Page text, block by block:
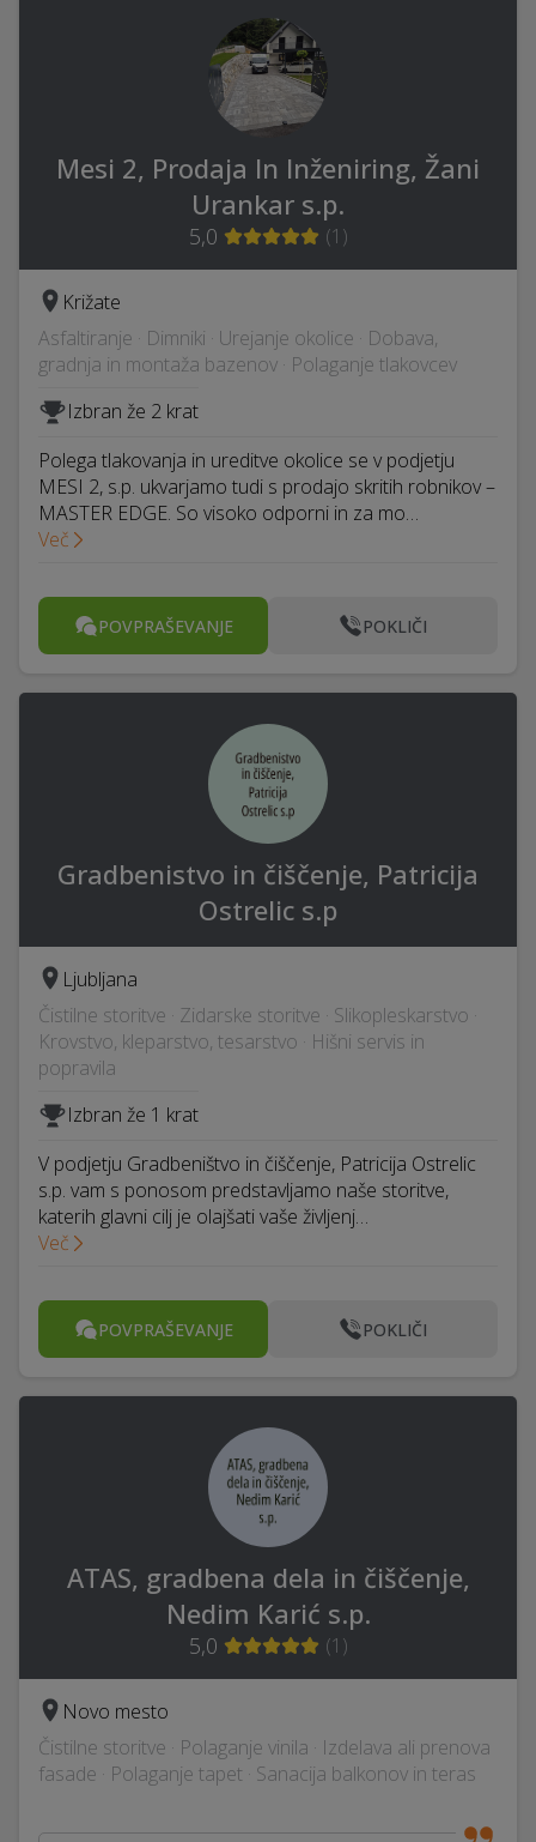
Mesi 2, Prodaja In Inženiring, Žani
Urankar s.p.
5,0 (1 )
Križate
Asfaltiranje · Dimniki · Urejanje okolice · Dobava,
gradnja in montaža bazenov · Polaganje tlakovcev
Izbran že 2 krat
Polega tlakovanja in ureditve okolice se v podjetju
MESI 2, s.p. ukvarjamo tudi s prodajo skritih robnikov –
MASTER EDGE. So visoko odporni in za mo…
Več
POVPRAŠEVANJE POKLIČI
Gradbenistvo in čiščenje, Patricija
Ostrelic s.p
Ljubljana
Čistilne storitve · Zidarske storitve · Slikopleskarstvo ·
Krovstvo, kleparstvo, tesarstvo · Hišni servis in
popravila
Izbran že 1 krat
V podjetju Gradbeništvo in čiščenje, Patricija Ostrelic
s.p. vam s ponosom predstavljamo naše storitve,
katerih glavni cilj je olajšati vaše življenj…
Več
POVPRAŠEVANJE POKLIČI
ATAS, gradbena dela in čiščenje,
Nedim Karić s.p.
5,0 (1 )
Novo mesto
Čistilne storitve · Polaganje vinila · Izdelava ali prenova
fasade · Polaganje tapet · Sanacija balkonov in teras